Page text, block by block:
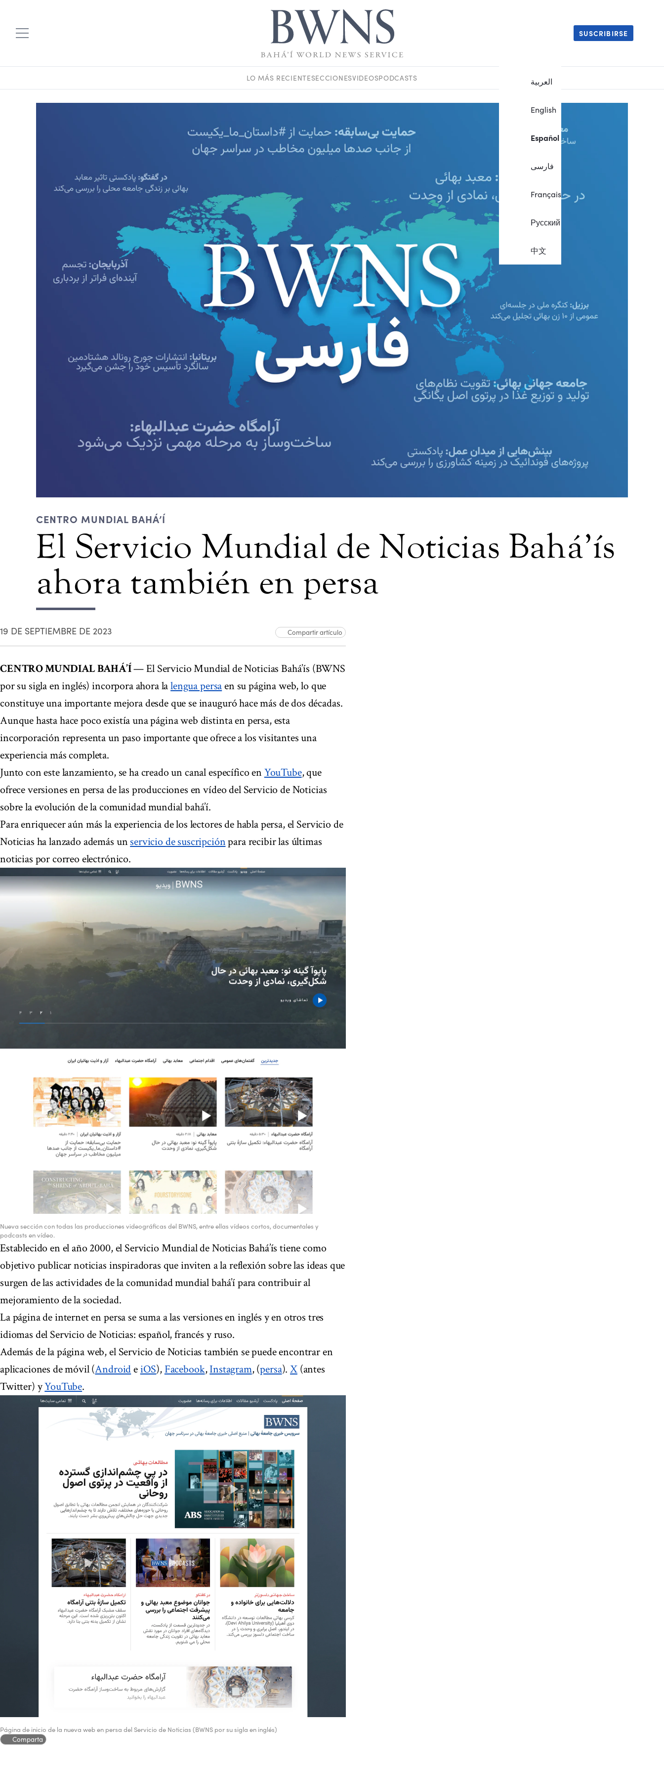
العربية
English
Español
فارسی
Français
Русский
中文
SUSCRIBIRSE
LO MÁS RECIENTESECCIONESVIDEOSPODCASTS
CENTRO MUNDIAL BAHÁ’Í
El Servicio Mundial de Noticias Bahá’ís
ahora también en persa
19 DE SEPTIEMBRE DE 2023 Compartir artículo
CENTRO MUNDIAL BAHÁ’Í— El Servicio Mundial de Noticias Bahá’ís (BWNS
por su sigla en inglés) incorpora ahora lalengua persaen su página web, lo que
constituye una importante mejora desde que se inauguró hace más de dos décadas.
Aunque hasta hace poco existía una página web distinta en persa, esta
incorporación representa un paso importante que ofrece a los visitantes una
experiencia más completa.
Junto con este lanzamiento, se ha creado un canal específico en YouTube, que
ofrece versiones en persa de las producciones en vídeo del Servicio de Noticias
sobre la evolución de la comunidad mundial bahá’í.
Para enriquecer aún más la experiencia de los lectores de habla persa, el Servicio de
Noticias ha lanzado además un servicio de suscripciónpara recibir las últimas
noticias por correo electrónico.
Nueva sección con todas las producciones videográficas del BWNS, entre ellas vídeos cortos, documentales y
podcasts en vídeo.
Establecido en el año 2000, el Servicio Mundial de Noticias Bahá’ís tiene como
objetivo publicar noticias inspiradoras que inviten a la reflexión sobre las ideas que
surgen de las actividades de la comunidad mundial bahá’í para contribuir al
mejoramiento de la sociedad.
La página de internet en persa se suma a las versiones en inglés y en otros tres
idiomas del Servicio de Noticias: español, francés y ruso.
Además de la página web, el Servicio de Noticias también se puede encontrar en
aplicaciones de móvil (AndroideiOS), Facebook,Instagram, (persa).X(antes
Twitter) yYouTube.
Página de inicio de la nueva web en persa del Servicio de Noticias (BWNS por su sigla en inglés)
Comparta